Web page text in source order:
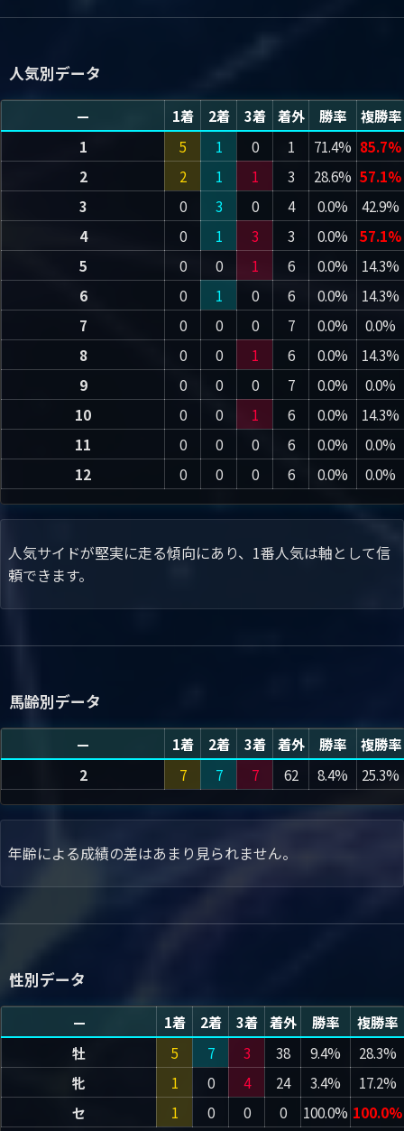
人気別データ
— 1着 2着 3着 着外 勝率
複勝率
1
5 1 0 1 71.4% 85.7%
2
2 1 1 3 28.6% 57.1%
3
0 3 0 4 0.0%
42.9%
4
0 1 3 3 0.0%
57.1%
5
0 0 1 6 0.0%
14.3%
6
0 1 0 6 0.0%
14.3%
7
0 0 0 7 0.0%
0.0%
8
0 0 1 6 0.0%
14.3%
9
0 0 0 7 0.0%
0.0%
10
0 0 1 6 0.0%
14.3%
11
0 0 0 6 0.0%
0.0%
12
0 0 0 6 0.0% 0.0%
人気サイドが堅実に走る傾向にあり、1番人気は軸として信
頼できます。
馬齢別データ
— 1着 2着 3着 着外 勝率
複勝率
2
7 7 7 62 8.4% 25.3%
年齢による成績の差はあまり見られません。
性別データ
— 1着 2着 3着 着外 勝率
複勝率
牡
5 7 3 38 9.4%
28.3%
牝
1 0 4 24 3.4%
17.2%
セ
1 0 0 0 100.0% 100.0%